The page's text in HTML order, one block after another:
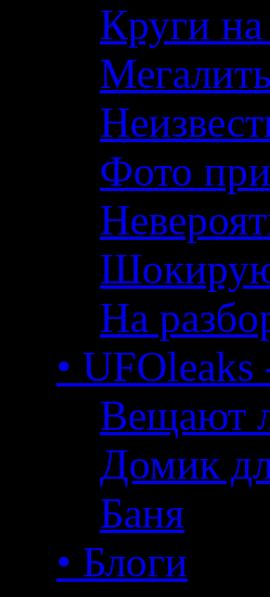
Круги
Фото
На
•
Вещают
Домик
Баня
• Блоги